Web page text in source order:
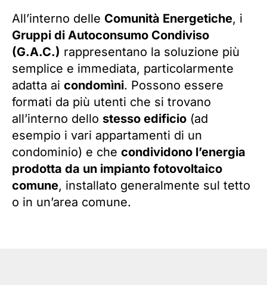
All’interno delle Comunità Energetiche, i
Gruppi di Autoconsumo Condiviso
(G.A.C.) rappresentano la soluzione più
semplice e immediata, particolarmente
adatta ai condomìni. Possono essere
formati da più utenti che si trovano
all’interno dello stesso edificio(ad
esempio i vari appartamenti di un
condominio) e che condividono l’energia
prodotta da un impianto fotovoltaico
comune, installato generalmente sul tetto
o in un’area comune.